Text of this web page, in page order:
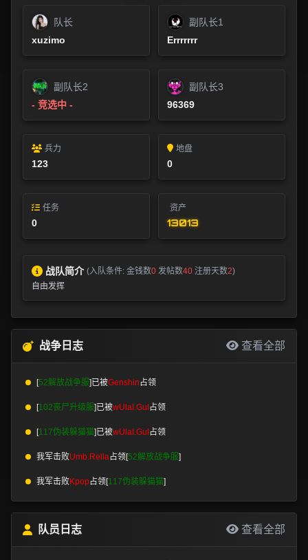
队长
xuzimo
副队长1
Errrrrrr
副队长2
- 竞选中 -
副队长3
96369
兵力
123
地盘
0
任务
0
资产
13013
战队简介 (入队条件: 金钱数0 发帖数40 注册天数2)
自由发挥
战争日志 查看全部
[52解放战争服]已被Genshin占领
[102丧尸升级服]已被wUlaI.GuI 占领
[117伪装躲猫猫]已被wUlaI.GuI 占领
我军击败Umb.Rella占领[52解放战争服]
我军击败Kpop占领[117伪装躲猫猫]
队员日志 查看全部